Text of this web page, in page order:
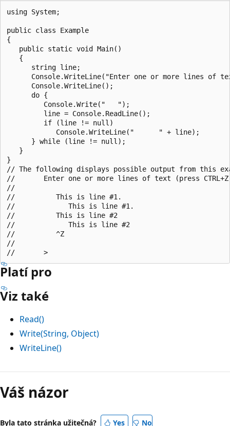
using System;
public class Example
{
   public static void Main()
   {
      string line;
Console.WriteLine("Enter one or more lines of
      Console.WriteLine();
      do {
         Console.Write("   ");
         line = Console.ReadLine();
         if (line != null)
            Console.WriteLine("      " + line);
      } while (line != null);
   }
}
// The following displays possible output from this
//       Enter one or more lines of text (press
//
//          This is line #1.
//             This is line #1.
//          This is line #2
//             This is line #2
//          ^Z
//
Platí pro
Viz také
Read()
Write(String, Object)
WriteLine()
Váš názor
Byla tato stránka užitečná? Yes No